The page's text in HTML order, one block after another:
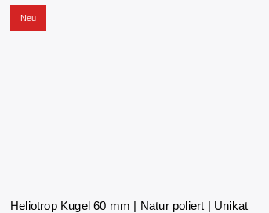
Neu
Heliotrop Kugel 60 mm | Natur poliert | Unikat